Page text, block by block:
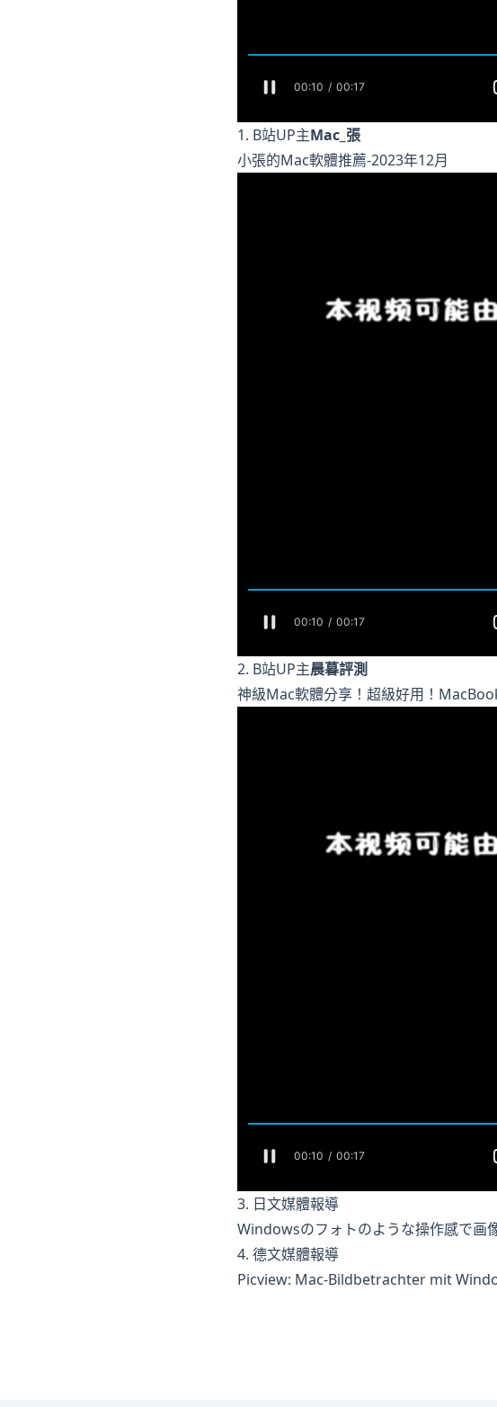
1. B站UP主Mac_張
小張的Mac軟體推薦-2023年12月
2. B站UP主晨暮評測
神級Mac軟體分享！超級好用！
3. 日文媒體報導
Windowsのフォトのような操作感で画
4. 德文媒體報導
Picview: Mac-Bildbetrachter mit